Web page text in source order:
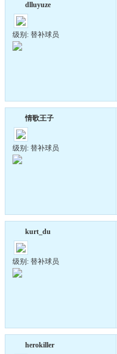
dlluyuze
级别: 替补球员
情歌王子
级别: 替补球员
kurt_du
级别: 替补球员
herokiller